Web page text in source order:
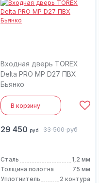
Входная дверь TOREX
Delta PRO MP D27 ПВХ
Бьянко
В корзину
29 450 руб 33 500 руб
Сталь
1,2 мм
Толщина полотна
75 мм
Уплотнитель
2 контура